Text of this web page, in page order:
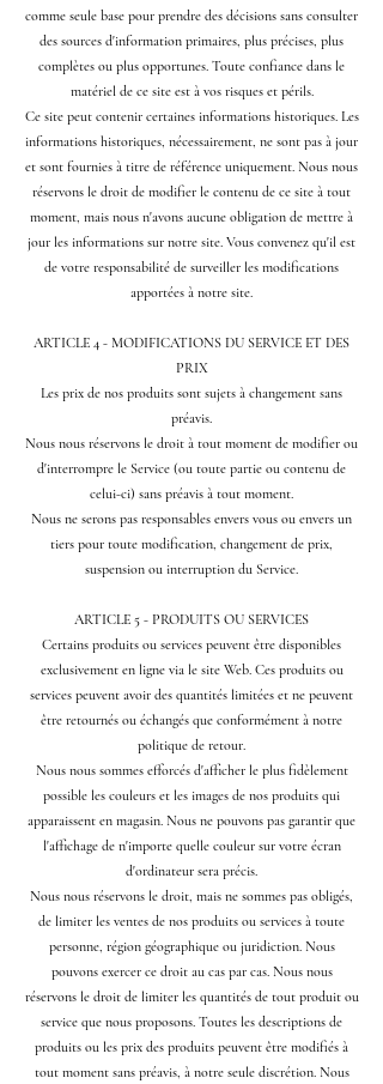
comme seule base pour prendre des décisions sans consulter
des sources d'information primaires, plus précises, plus
complètes ou plus opportunes. Toute confiance dans le
matériel de ce site est à vos risques et périls.
Ce site peut contenir certaines informations historiques. Les
informations historiques, nécessairement, ne sont pas à jour
et sont fournies à titre de référence uniquement. Nous nous
réservons le droit de modifier le contenu de ce site à tout
moment, mais nous n'avons aucune obligation de mettre à
jour les informations sur notre site. Vous convenez qu'il est
de votre responsabilité de surveiller les modifications
apportées à notre site.
ARTICLE 4 - MODIFICATIONS DU SERVICE ET DES
PRIX
Les prix de nos produits sont sujets à changement sans
préavis.
Nous nous réservons le droit à tout moment de modifier ou
d'interrompre le Service (ou toute partie ou contenu de
celui-ci) sans préavis à tout moment.
Nous ne serons pas responsables envers vous ou envers un
tiers pour toute modification, changement de prix,
suspension ou interruption du Service.
ARTICLE 5 - PRODUITS OU SERVICES
Certains produits ou services peuvent être disponibles
exclusivement en ligne via le site Web. Ces produits ou
services peuvent avoir des quantités limitées et ne peuvent
être retournés ou échangés que conformément à notre
politique de retour.
Nous nous sommes efforcés d'afficher le plus fidèlement
possible les couleurs et les images de nos produits qui
apparaissent en magasin. Nous ne pouvons pas garantir que
l'affichage de n'importe quelle couleur sur votre écran
d'ordinateur sera précis.
Nous nous réservons le droit, mais ne sommes pas obligés,
de limiter les ventes de nos produits ou services à toute
personne, région géographique ou juridiction. Nous
pouvons exercer ce droit au cas par cas. Nous nous
réservons le droit de limiter les quantités de tout produit ou
service que nous proposons. Toutes les descriptions de
produits ou les prix des produits peuvent être modifiés à
tout moment sans préavis, à notre seule discrétion. Nous